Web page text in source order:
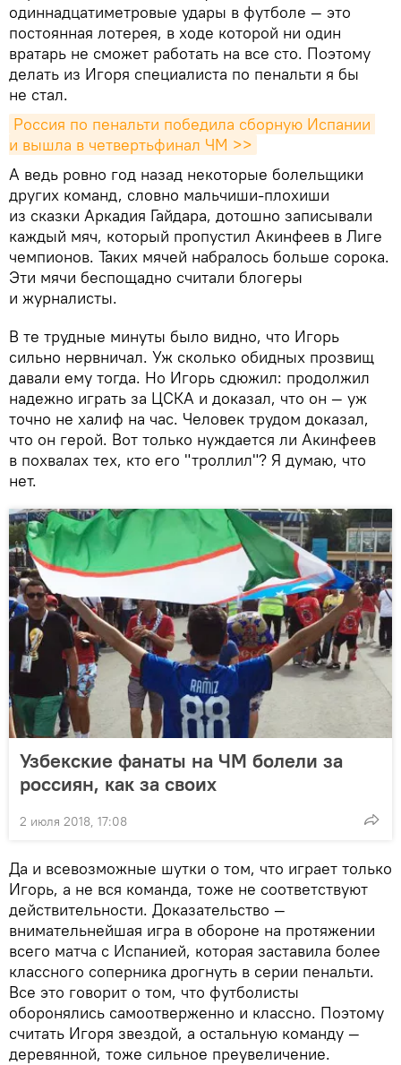
одиннадцатиметровые удары в футболе — это
постоянная лотерея, в ходе которой ни один
вратарь не сможет работать на все сто. Поэтому
делать из Игоря специалиста по пенальти я бы
не стал.
Россия по пенальти победила сборную Испании
и вышла в четвертьфинал ЧМ >>
А ведь ровно год назад некоторые болельщики
других команд, словно мальчиши-плохиши
из сказки Аркадия Гайдара, дотошно записывали
каждый мяч, который пропустил Акинфеев в Лиге
чемпионов. Таких мячей набралось больше сорока.
Эти мячи беспощадно считали блогеры
и журналисты.
​В те трудные минуты было видно, что Игорь
сильно нервничал. Уж сколько обидных прозвищ
давали ему тогда. Но Игорь сдюжил: продолжил
надежно играть за ЦСКА и доказал, что он — уж
точно не халиф на час. Человек трудом доказал,
что он герой. Вот только нуждается ли Акинфеев
в похвалах тех, кто его "троллил"? Я думаю, что
нет.
Узбекские фанаты на ЧМ болели за
россиян, как за своих
2 июля 2018, 17:08
Да и всевозможные шутки о том, что играет только
Игорь, а не вся команда, тоже не соответствуют
действительности. Доказательство —
внимательнейшая игра в обороне на протяжении
всего матча с Испанией, которая заставила более
классного соперника дрогнуть в серии пенальти.
Все это говорит о том, что футболисты
оборонялись самоотверженно и классно. Поэтому
считать Игоря звездой, а остальную команду —
деревянной, тоже сильное преувеличение.